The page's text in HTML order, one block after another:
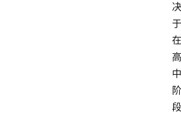
决
于
在
高
中
阶
段